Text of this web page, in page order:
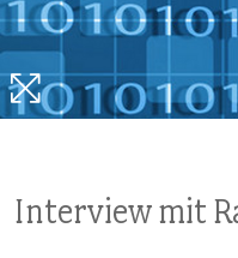
MITBESTIMMUNG
MITGLIEDSCHAFT &
Interview mit